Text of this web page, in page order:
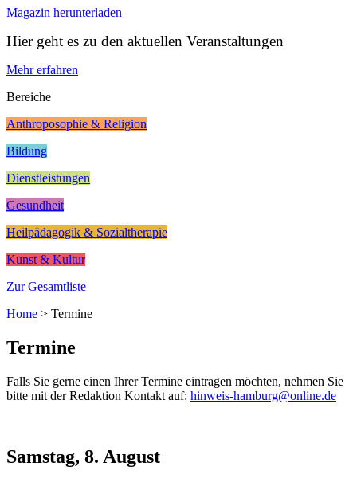
Magazin herunterladen
Hier geht es zu den aktuellen Veranstaltungen
Mehr erfahren
Bereiche
Anthroposophie & Religion
Bildung
Dienstleistungen
Gesundheit
Heilpädagogik & Sozialtherapie
Kunst & Kultur
Zur Gesamtliste
Home > Termine
Termine
Falls Sie gerne einen Ihrer Termine eintragen möchten, nehmen Sie
bitte mit der Redaktion Kontakt auf: hinweis-hamburg@online.de
Samstag, 8. August